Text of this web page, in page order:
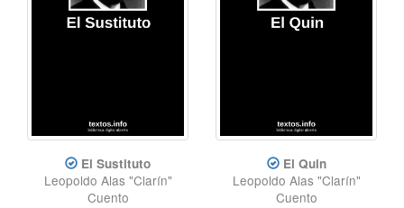
El Sustituto
Leopoldo Alas "Clarín"
Cuento
El Quin
Leopoldo Alas "Clarín"
Cuento